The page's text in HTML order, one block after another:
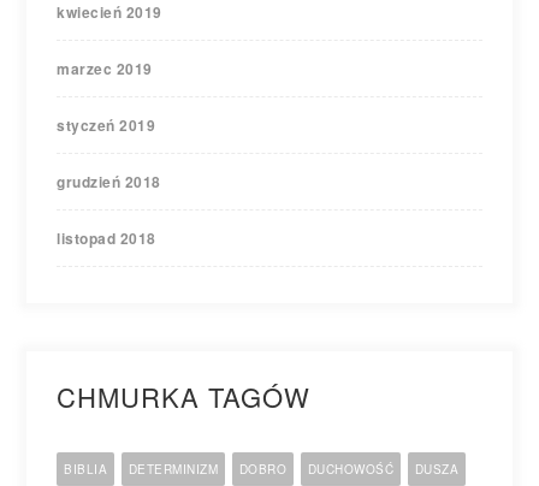
kwiecień 2019
marzec 2019
styczeń 2019
grudzień 2018
listopad 2018
CHMURKA TAGÓW
BIBLIA DETERMINIZM DOBRO DUCHOWOŚĆ DUSZA